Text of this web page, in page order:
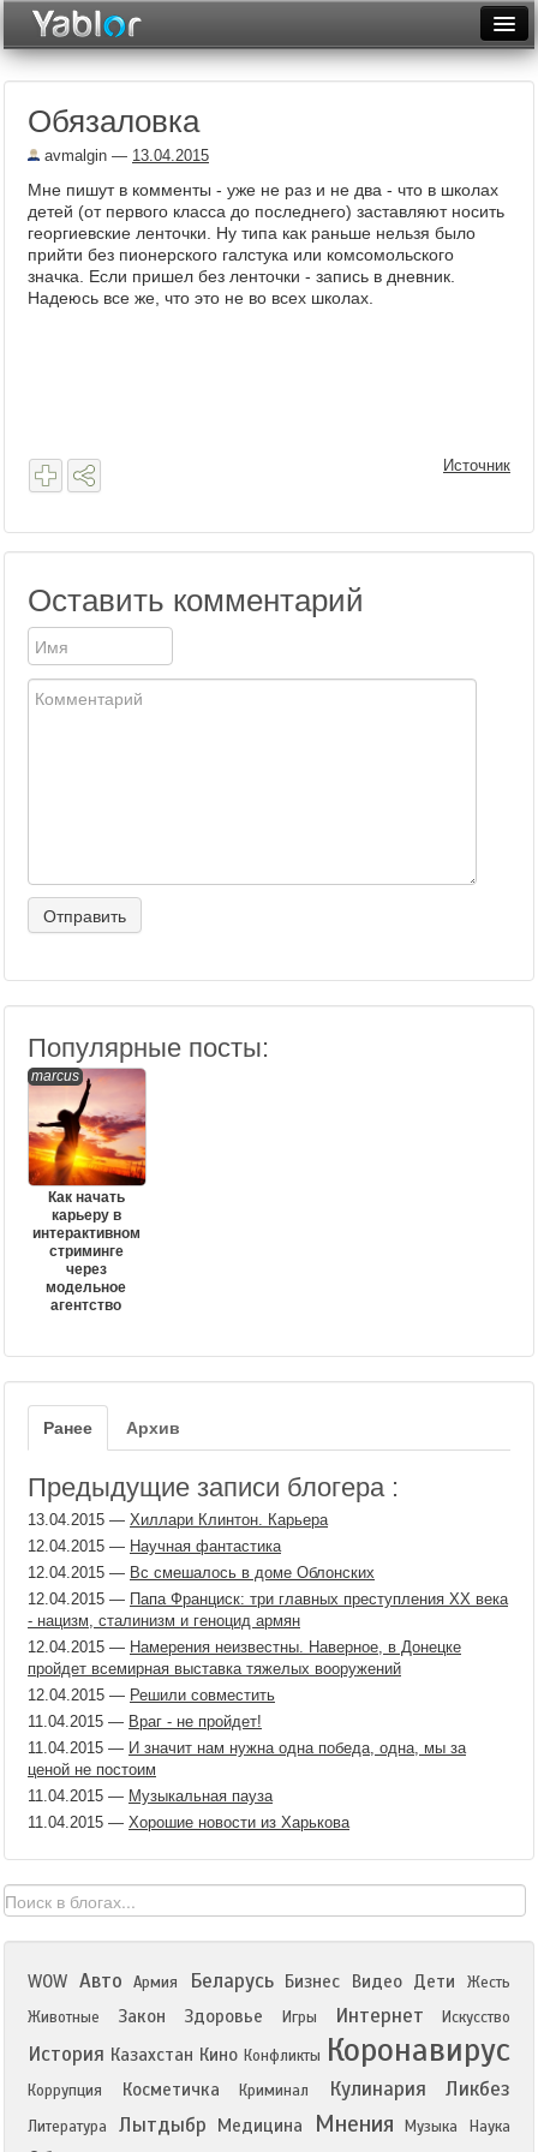
Рейтинги
Архив
Обязаловка
avmalgin — 13.04.2015
Мне пишут в комменты - уже не раз и не два - что в школах
детей (от первого класса до последнего) заставляют носить
георгиевские ленточки. Ну типа как раньше нельзя было
прийти без пионерского галстука или комсомольского
значка. Если пришел без ленточки - запись в дневник.
Надеюсь все же, что это не во всех школах.
Источник
Оставить комментарий
Популярные посты:
marcus
Как начать
карьеру в
интерактивном
стриминге
через
модельное
агентство
Ранее Архив
Предыдущие записи блогера :
13.04.2015 — Хиллари Клинтон. Карьера
12.04.2015 — Научная фантастика
12.04.2015 — Вс смешалось в доме Облонских
12.04.2015 — Папа Франциск: три главных преступления ХХ века
- нацизм, сталинизм и геноцид армян
12.04.2015 — Намерения неизвестны. Наверное, в Донецке
пройдет всемирная выставка тяжелых вооружений
12.04.2015 — Решили совместить
11.04.2015 — Враг - не пройдет!
11.04.2015 — И значит нам нужна одна победа, одна, мы за
ценой не постоим
11.04.2015 — Музыкальная пауза
11.04.2015 — Хорошие новости из Харькова
WOW Авто Армия Беларусь Бизнес Видео Дети
Жесть
Животные
Закон Здоровье Игры Интернет Искусство
История Казахстан Кино Конфликты Коронавирус
Коррупция Косметичка Криминал Кулинария Ликбез
Литература Лытдыбр Медицина Мнения Музыка Наука